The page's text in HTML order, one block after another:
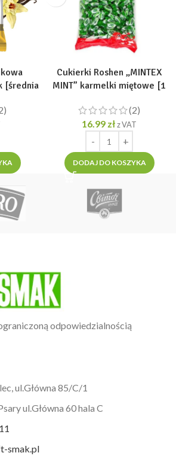
[średnia
Cukierki Roshen „MINTEX
MINT” karmelki miętowe [1
(2)
16.99 złz VAT
DODAJ DO KOSZYKA
odpowiedzialnością
ul.Główna 85/C/1
ul.Główna 60 hala C
smak.pl